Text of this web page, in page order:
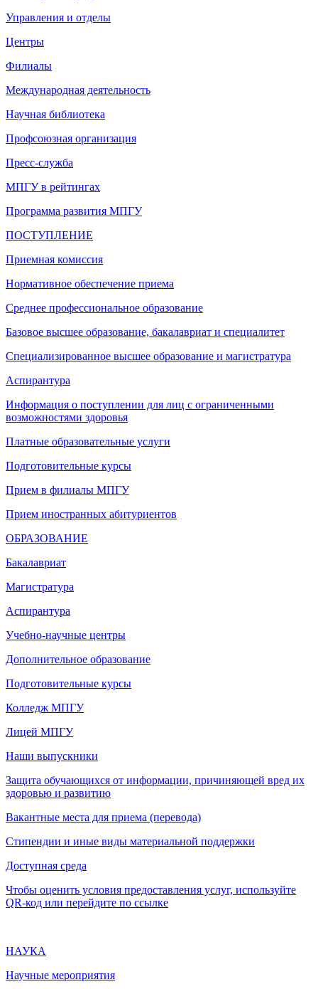
Управления и отделы
Центры
Филиалы
Международная деятельность
Научная библиотека
Профсоюзная организация
Пресс-служба
МПГУ в рейтингах
Программа развития МПГУ
ПОСТУПЛЕНИЕ
Приемная комиссия
Нормативное обеспечение приема
Среднее профессиональное образование
Базовое высшее образование, бакалавриат и специалитет
Специализированное высшее образование и магистратура
Аспирантура
Информация о поступлении для лиц с ограниченными
возможностями здоровья
Платные образовательные услуги
Подготовительные курсы
Прием в филиалы МПГУ
Прием иностранных абитуриентов
ОБРАЗОВАНИЕ
Бакалавриат
Магистратура
Аспирантура
Учебно-научные центры
Дополнительное образование
Подготовительные курсы
Колледж МПГУ
Лицей МПГУ
Наши выпускники
Защита обучающихся от информации, причиняющей вред их
здоровью и развитию
Вакантные места для приема (перевода)
Стипендии и иные виды материальной поддержки
Доступная среда
Чтобы оценить условия предоставления услуг, используйте
QR-код или перейдите по ссылке
НАУКА
Научные мероприятия